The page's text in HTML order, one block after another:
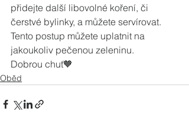
přidejte další libovolné koření, či
čerstvé bylinky, a můžete servírovat.
Tento postup můžete uplatnit na
jakoukoliv pečenou zeleninu.
Dobrou chuť🧡
Oběd